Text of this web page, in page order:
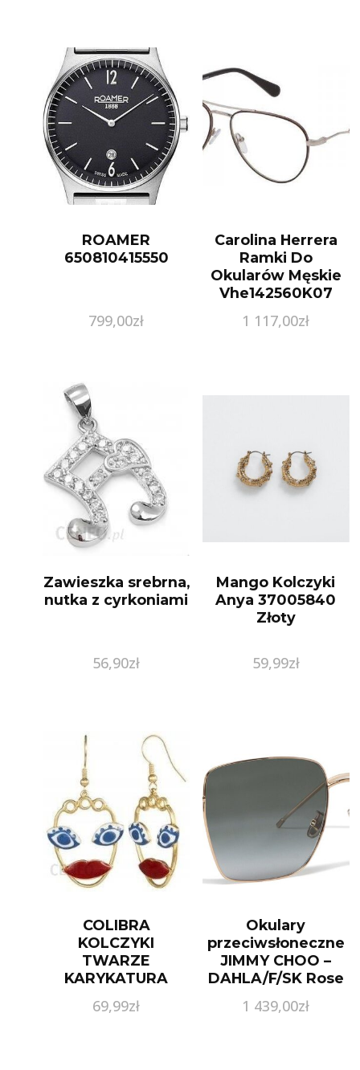
ROAMER
650810415550
799,00zł
Carolina Herrera
Ramki Do
Okularów Męskie
Vhe142560K07
1 117,00zł
Zawieszka srebrna,
nutka z cyrkoniami
56,90zł
Mango Kolczyki
Anya 37005840
Złoty
59,99zł
COLIBRA
KOLCZYKI
TWARZE
KARYKATURA
69,99zł
Okulary
przeciwsłoneczne
JIMMY CHOO –
DAHLA/F/SK Rose
1 439,00zł